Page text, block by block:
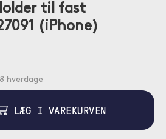
til fast
(iPhone)
hverdage
LÆG I VAREKURVEN